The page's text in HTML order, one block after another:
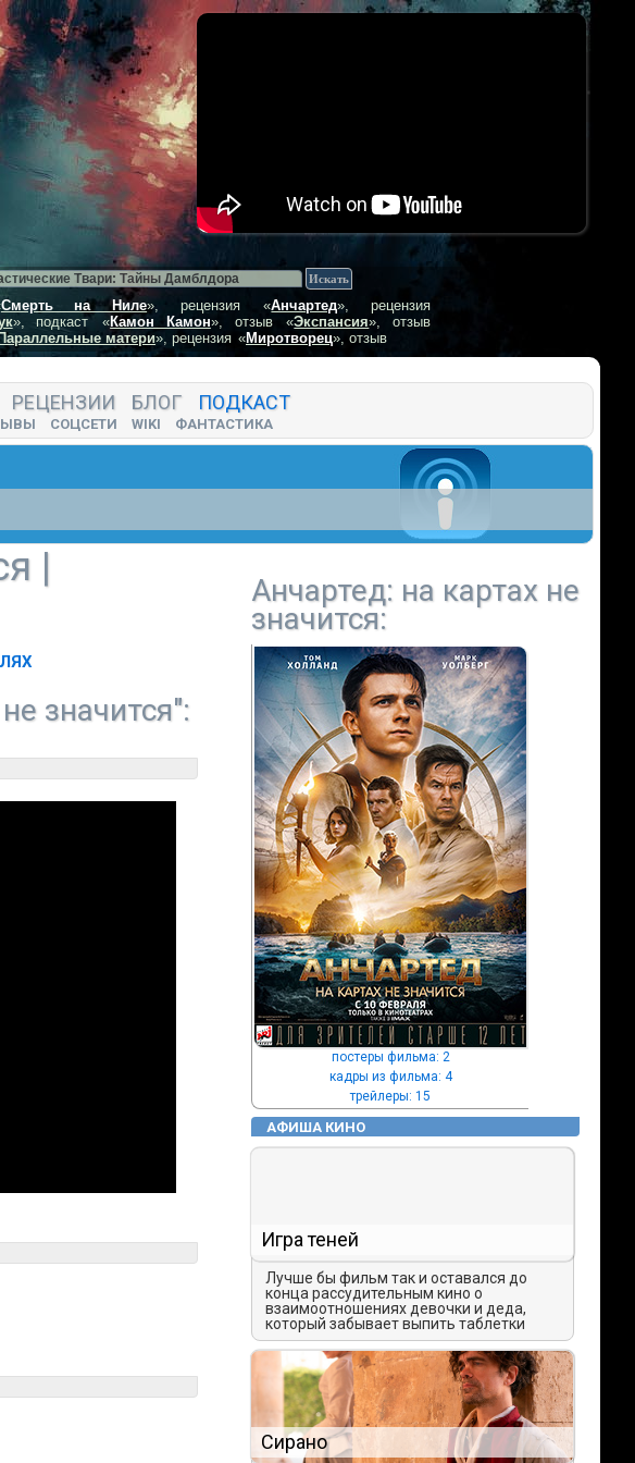
Смерть на Ниле», рецензия «Анчартед», рецензия
», подкаст «Камон Камон», отзыв «Экспансия», отзыв
Параллельные матери», рецензия «Миротворец», отзыв
РЕЦЕНЗИИ БЛОГ ПОДКАСТ
СОЦСЕТИ WIKI ФАНТАСТИКА
|
значится":
Анчартед: на картах не
значится:
постеры фильма: 2
кадры из фильма: 4
трейлеры: 15
АФИША КИНО
Игра теней
Лучше бы фильм так и оставался до
конца рассудительным кино о
взаимоотношениях девочки и деда,
который забывает выпить таблетки
Сирано